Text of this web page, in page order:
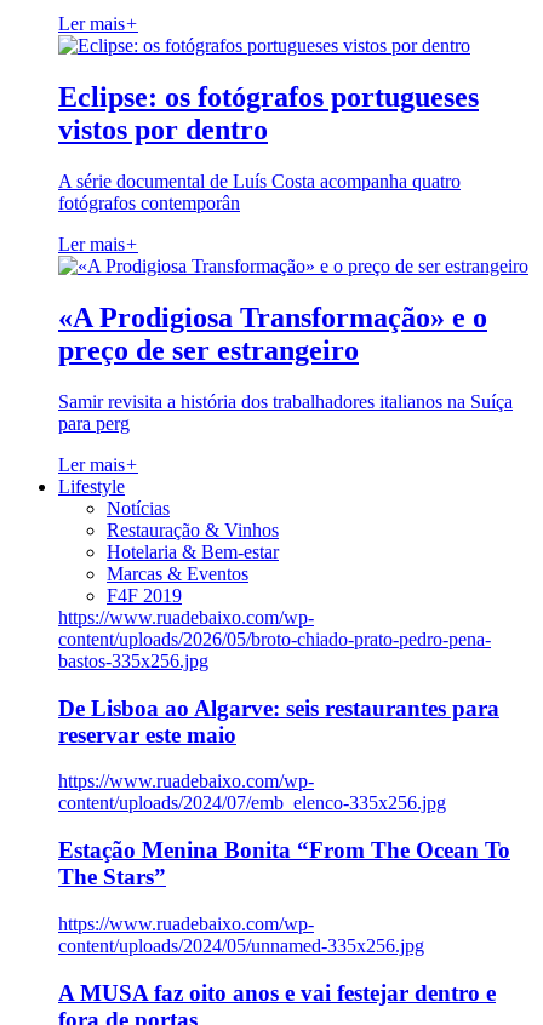
Ler mais+
Eclipse: os fotógrafos portugueses
vistos por dentro
A série documental de Luís Costa acompanha quatro
fotógrafos contemporân
Ler mais+
«A Prodigiosa Transformação» e o
preço de ser estrangeiro
Samir revisita a história dos trabalhadores italianos na Suíça
para perg
Ler mais+
Lifestyle
Notícias
Restauração & Vinhos
Hotelaria & Bem-estar
Marcas & Eventos
F4F 2019
https://www.ruadebaixo.com/wp-
content/uploads/2026/05/broto-chiado-prato-pedro-pena-
bastos-335x256.jpg
De Lisboa ao Algarve: seis restaurantes para
reservar este maio
https://www.ruadebaixo.com/wp-
content/uploads/2024/07/emb_elenco-335x256.jpg
Estação Menina Bonita “From The Ocean To
The Stars”
https://www.ruadebaixo.com/wp-
content/uploads/2024/05/unnamed-335x256.jpg
A MUSA faz oito anos e vai festejar dentro e
fora de portas